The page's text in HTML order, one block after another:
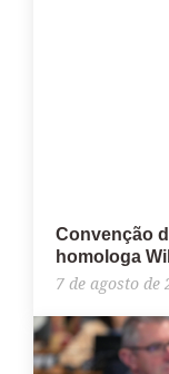
Convenção
homologa
7 de agosto de